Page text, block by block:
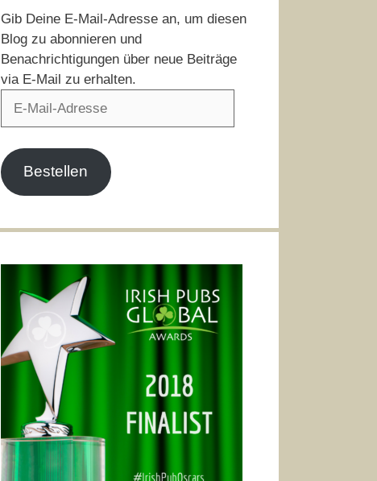
Gib Deine E-Mail-Adresse an, um diesen
Blog zu abonnieren und
Benachrichtigungen über neue Beiträge
via E-Mail zu erhalten.
Bestellen